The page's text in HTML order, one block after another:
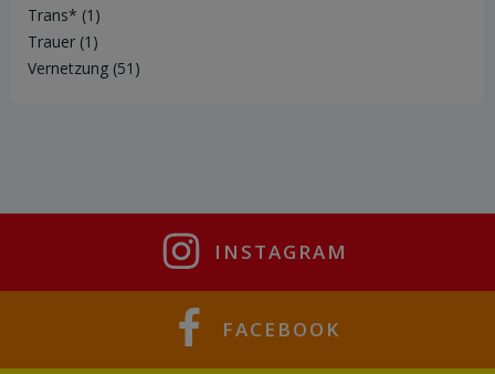
Trans* (1)
Trauer (1)
Vernetzung (51)
INSTAGRAM
FACEBOOK